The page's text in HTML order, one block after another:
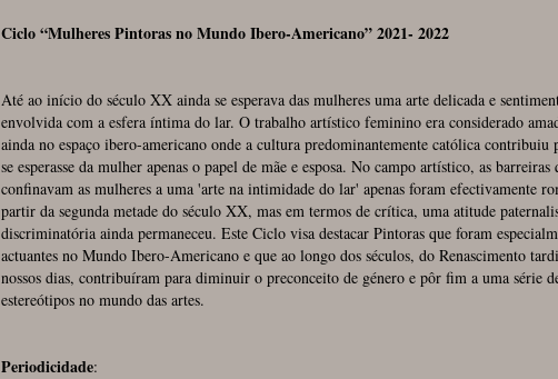
Ciclo “Mulheres Pintoras no MundoIbero-Americano” 2021- 2022
Até ao início do século XX ainda se esperava das mulheres uma arte delicada e
envolvida com a esfera íntima do lar. O trabalho artístico feminino era considerado
ainda no espaço ibero-americano onde a cultura predominantemente católica contribuiu
se esperasse da mulher apenas o papel de mãe e esposa. No campo artístico, as barreiras
confinavam as mulheres a uma 'arte na intimidade do lar' apenas foram efectivamente
partir da segunda metade do século XX, mas em termos de crítica, uma atitude
discriminatória ainda permaneceu. Este Ciclo visa destacar Pintoras que foram
actuantes no Mundo Ibero-Americano e que ao longo dos séculos, do Renascimento
nossos dias, contribuíram para diminuir o preconceito de género e pôr fim a uma série
estereótipos no mundo das artes.
Periodicidade: